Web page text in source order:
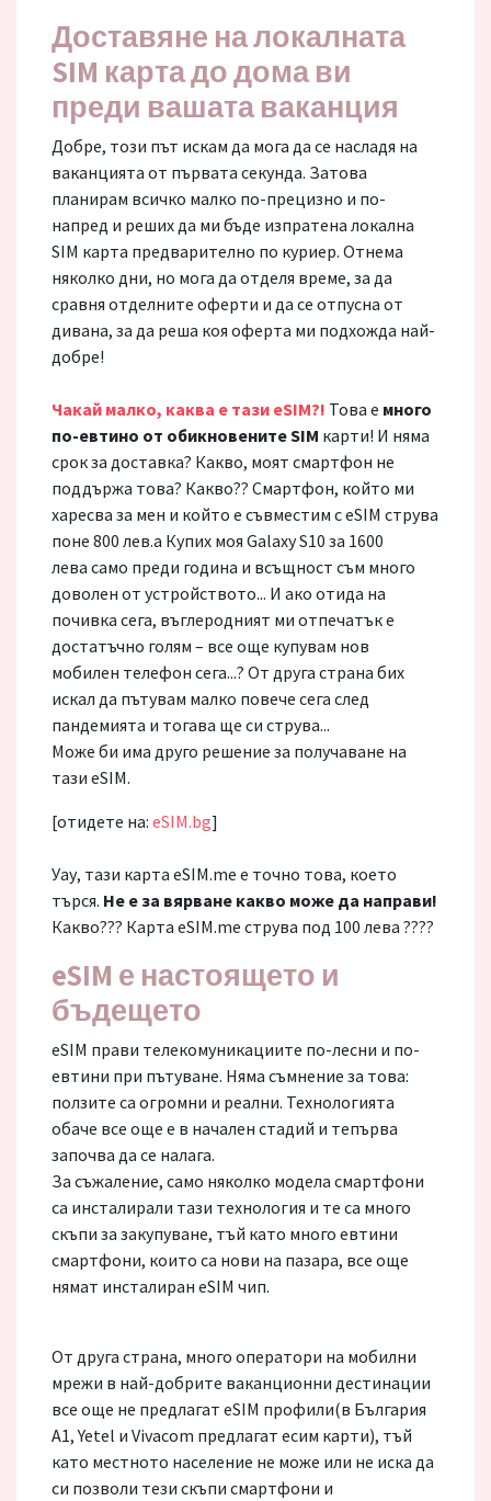
Доставяне на локалната
SIM карта до дома ви
преди вашата ваканция
Добре, този път искам да мога да се насладя на
ваканцията от първата секунда. Затова
планирам всичко малко по-прецизно и по-
напред и реших да ми бъде изпратена локална
SIM карта предварително по куриер. Отнема
няколко дни, но мога да отделя време, за да
сравня отделните оферти и да се отпусна от
дивана, за да реша коя оферта ми подхожда най-
добре!
Чакай малко, каква е тази eSIM?! Това е много
по-евтино от обикновените SIM карти! И няма
срок за доставка? Какво, моят смартфон не
поддържа това? Какво?? Смартфон, който ми
харесва за мен и който е съвместим с eSIM струва
поне 800 лев.а Купих моя Galaxy S10 за 1600
лева само преди година и всъщност съм много
доволен от устройството... И ако отида на
почивка сега, въглеродният ми отпечатък е
достатъчно голям – все още купувам нов
мобилен телефон сега...? От друга страна бих
искал да пътувам малко повече сега след
пандемията и тогава ще си струва...
Може би има друго решение за получаване на
тази eSIM.
[отидете на: eSIM.bg]
Уау, тази карта eSIM.me е точно това, което
търся. Не е за вярване какво може да направи!
Какво??? Карта eSIM.me струва под 100 лева ????
eSIM е настоящето и
бъдещето
eSIM прави телекомуникациите по-лесни и по-
евтини при пътуване. Няма съмнение за това:
ползите са огромни и реални. Технологията
обаче все още е в начален стадий и тепърва
започва да се налага.
За съжаление, само няколко модела смартфони
са инсталирали тази технология и те са много
скъпи за закупуване, тъй като много евтини
смартфони, които са нови на пазара, все още
нямат инсталиран eSIM чип.
От друга страна, много оператори на мобилни
мрежи в най-добрите ваканционни дестинации
все още не предлагат eSIM профили(в България
A1, Yetel и Vivacom предлагат есим карти), тъй
като местното население не може или не иска да
си позволи тези скъпи смартфони и